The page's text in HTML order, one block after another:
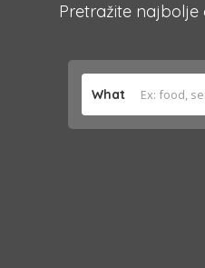
Pretražite najbolje
What